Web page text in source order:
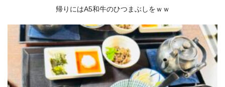
帰りにはA5和牛のひつまぶしをｗｗ